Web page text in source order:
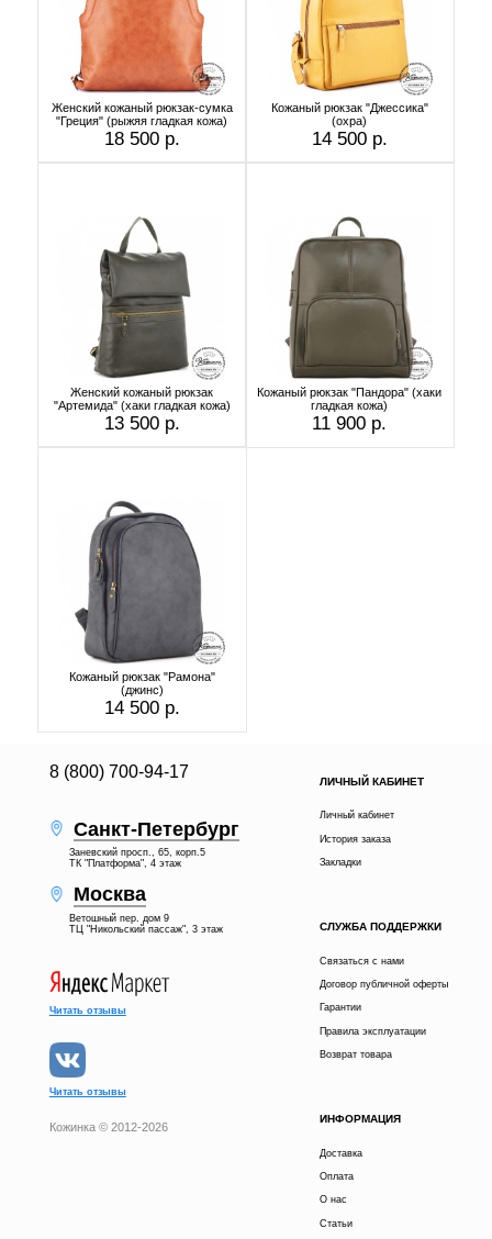
Женский кожаный рюкзак-сумка
"Греция" (рыжяя гладкая кожа)
18 500 р.
Кожаный рюкзак "Джессика"
(охра)
14 500 р.
Женский кожаный рюкзак
"Артемида" (хаки гладкая кожа)
13 500 р.
Кожаный рюкзак "Пандора" (хаки
гладкая кожа)
11 900 р.
Кожаный рюкзак "Рамона"
(джинс)
14 500 р.
8 (800) 700-94-17
Санкт-Петербург
Заневский просп., 65, корп.5
ТК "Платформа", 4 этаж
Москва
Ветошный пер. дом 9
ТЦ "Никольский пассаж", 3 этаж
ЛИЧНЫЙ КАБИНЕТ
Личный кабинет
История заказа
Закладки
СЛУЖБА ПОДДЕРЖКИ
Связаться с нами
Договор публичной оферты
Гарантии
Правила эксплуатации
Возврат товара
ИНФОРМАЦИЯ
Доставка
Оплата
О нас
Статьи
Читать отзывы
Читать отзывы
Кожинка © 2012-2026